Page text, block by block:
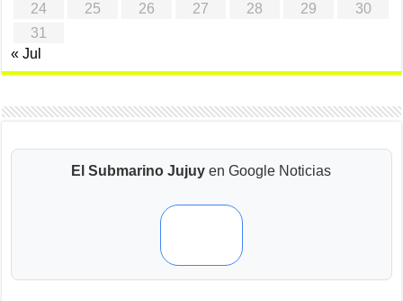
24
25 26 27 28 29
30
31
« Jul
El Submarino Jujuy en Google Noticias